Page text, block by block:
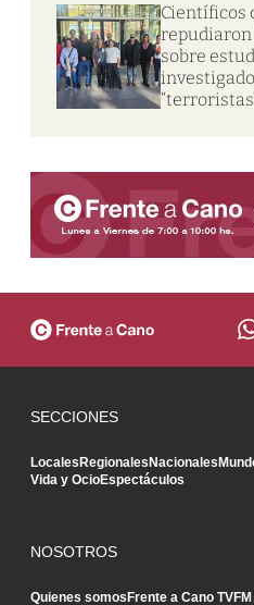
Científicos
repudiaron
sobre
SECCIONES
LocalesRegionalesNacionales
Vida y OcioEspectáculos
NOSOTROS
Quienes somosFrente a Cano TV